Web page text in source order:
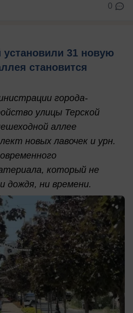
0
установили 31 новую
становится
города-
улицы Терской
аллее
новых лавочек и урн.
который не
дождя, ни времени.